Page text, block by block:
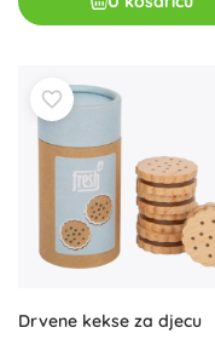
Drvene kekse za djecu